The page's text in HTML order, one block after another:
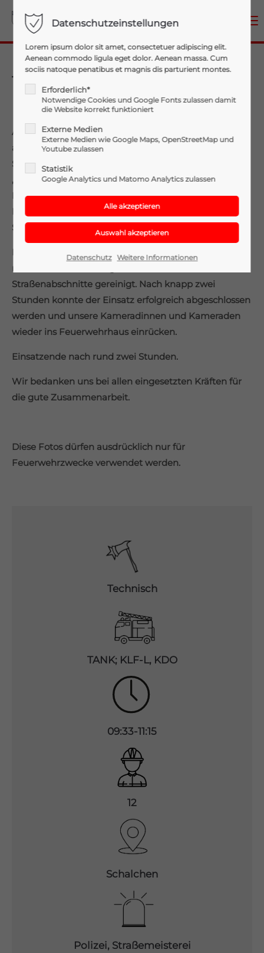
Login
Benutzername
Passwort
Register|Lost your password?
Support
Lorem ipsum dolor sit amet:
24h/ 365days
We offer support for our customers
Mon - Fri 8:00am - 5:00pm(GMT +1)
Cybersteel Inc.
376-293 City Road, Suite 600
info@yourdomain.com
Lorem ipsum dolor sit amet, consectetuer
massa. Cum sociis natoque penatibus et magnis
dis parturient montes, nascetur ridiculus mus.
Donec quam felis, ultricies nec.
12.06.2026 Ölspur
Am 12.06.2026 wurden wir zu einem Ölspureinsatz
alarmiert. Die Ölspur erstreckte sich von
Schalchen/Auffang bis nach Maria Schmolln zum
„Toten Mann“ und zog sich über mehrere Kilometer.
Nach Absprache mit dem zuständigen
Kommandanten übernahmen wir die betroffenen
Streckenabschnitte in seinem Einsatzgebiet.
Die Verunreinigung wurde von unseren Einsatzkräften
mittels Ölbindemittel gebunden und die betroffenen
Straßenabschnitte gereinigt. Nach knapp zwei
Stunden konnte der Einsatz erfolgreich abgeschlossen
werden und unsere Kameradinnen und Kameraden
wieder ins Feuerwehrhaus einrücken.
Einsatzende nach rund zwei Stunden.
Wir bedanken uns bei allen eingesetzten Kräften für
die gute Zusammenarbeit.
Diese Fotos dürfen ausdrücklich nur für
Feuerwehrzwecke verwendet werden.
Technisch
TANK; KLF-L, KDO
09:33-11:15
12
Schalchen
Polizei, Straßemeisterei
Datenschutzeinstellungen
Lorem ipsum dolor sit amet, consectetuer adipiscing elit.
Aenean commodo ligula eget dolor. Aenean massa. Cum
sociis natoque penatibus et magnis dis parturient montes.
Erforderlich*
Notwendige Cookies und Google Fonts zulassen damit
die Website korrekt funktioniert
Externe Medien
Externe Medien wie Google Maps, OpenStreetMap und
Youtube zulassen
Statistik
Google Analytics und Matomo Analytics zulassen
Datenschutz Weitere Informationen